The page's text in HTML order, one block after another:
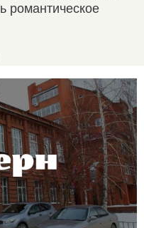
романтическое